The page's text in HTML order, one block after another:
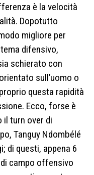
è la velocità
Dopotutto
migliore per
difensivo,
schierato con
sull’uomo o
questa rapidità
Ecco, forse è
il turn over di
Tanguy Ndombélé
di questi, appena 6
campo offensivo